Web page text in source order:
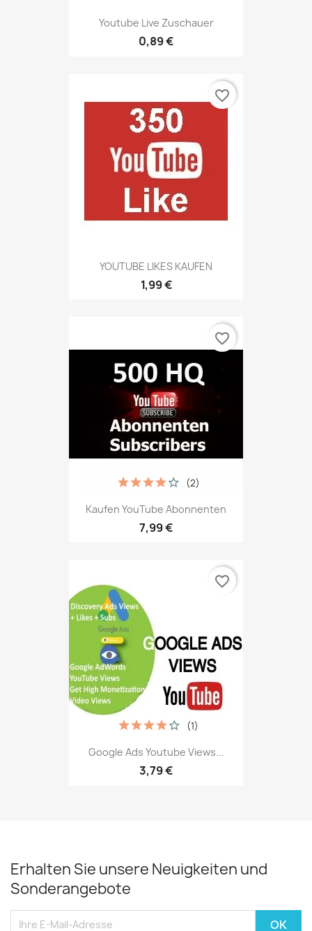
Youtube Live Zuschauer
0,89 €
YOUTUBE LIKES KAUFEN
1,99 €
favorite_border
Kaufen YouTube Abonnenten
7,99 €
(2)
favorite_border
Google Ads Youtube Views...
3,79 €
(1)
favorite_border
Erhalten Sie unsere Neuigkeiten und
Sonderangebote